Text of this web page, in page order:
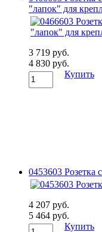
"лапок" для
3 719 руб.
4 830 руб.
Купить
0453603 Розетка
4 207 руб.
5 464 руб.
Купить